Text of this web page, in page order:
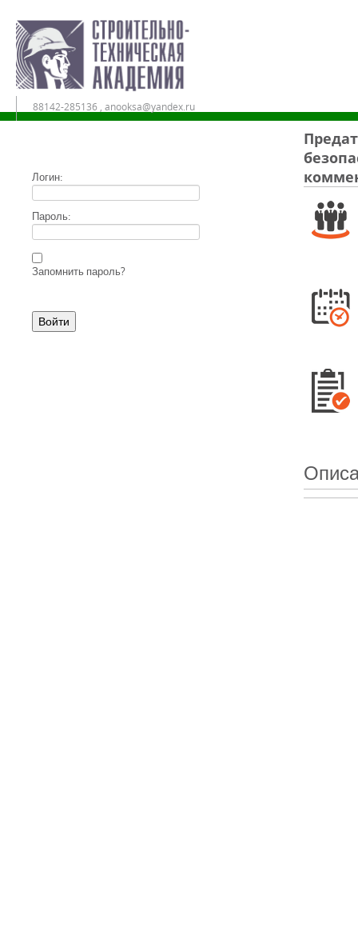
88142-285136 , anooksa@yandex.ru
Дистанционное обучение в АНО ДПО «СТА»
Логин:
Пароль:
Запомнить пароль?